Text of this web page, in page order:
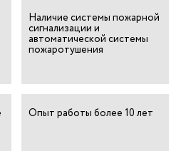
Наличие системы пожарной
сигнализации и
автоматической системы
пожаротушения
Опыт работы более 10 лет